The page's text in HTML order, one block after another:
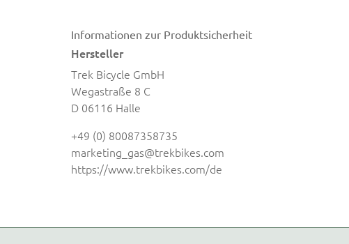
Informationen zur Produktsicherheit
Hersteller
Trek Bicycle GmbH
Wegastraße 8 C
D 06116 Halle
+49 (0) 80087358735
marketing_gas@trekbikes.com
https://www.trekbikes.com/de